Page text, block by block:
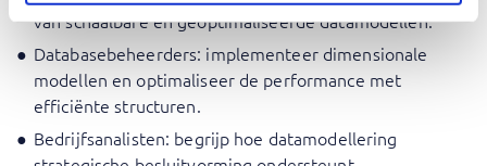
van schaalbare en geoptimaliseerde datamodellen.
Databasebeheerders: implementeer dimensionale
modellen en optimaliseer de performance met
efficiënte structuren.
Bedrijfsanalisten: begrijp hoe datamodellering